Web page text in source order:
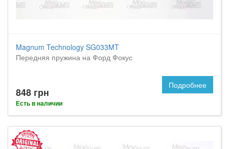
Magnum Technology SG033MT
Передняя пружина на Форд Фокус
848 грн
Есть в наличии
Подробнее